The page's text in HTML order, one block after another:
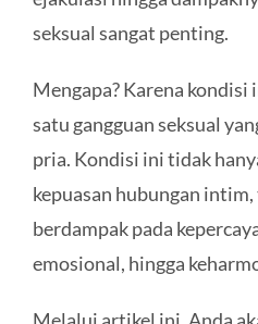
seksual sangat penting.
Mengapa? Karena kondisi
satu gangguan seksual
pria. Kondisi ini tidak
kepuasan hubungan
berdampak pada
emosional, hingga